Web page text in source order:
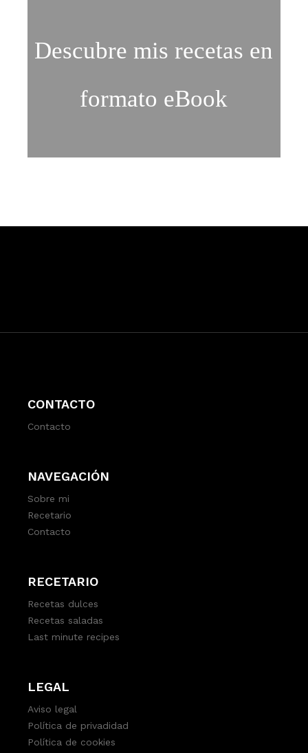
Descubre mis recetas en
formato eBook
CONTACTO
Contacto
NAVEGACIÓN
Sobre mi
Recetario
Contacto
RECETARIO
Recetas dulces
Recetas saladas
Last minute recipes
LEGAL
Aviso legal
Política de privadidad
Política de cookies